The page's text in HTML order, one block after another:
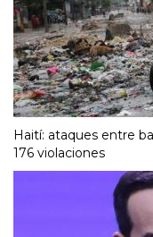
Haití: ataques entre
176 violaciones